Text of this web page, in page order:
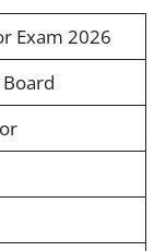
Exam 2026